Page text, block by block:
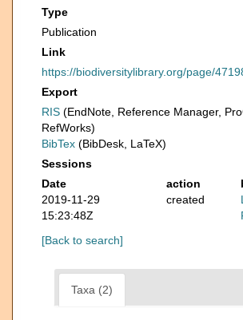
Type
Publication
Link
https://biodiversitylibrary.org/page/
Export
RIS (EndNote, Reference Manager,
RefWorks)
BibTex (BibDesk, LaTeX)
Sessions
Date
action
2019-11-29
15:23:48Z
created
[Back to search]
Taxa (2)